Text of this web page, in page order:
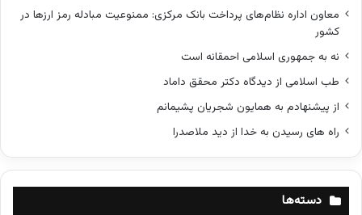
معاون اداره نظام‌های پرداخت بانک مرکزی: ممنوعیت مبادله رمز ارزها در
کشور
نه به جمهوری اسلامی احمقانه است
طب اسلامی از دیدگاه دکتر محقق داماد
از پیشنهادم به همایون شجریان پشیمانم
راه های رسیدن به خدا از دید ملاصدرا
دسته‌ها